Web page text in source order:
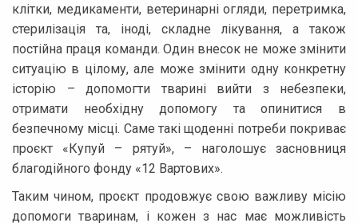
клітки, медикаменти, ветеринарні огляди, перетримка,
стерилізація та, іноді, складне лікування, а також
постійна праця команди. Один внесок не може змінити
ситуацію в цілому, але може змінити одну конкретну
історію – допомогти тварині вийти з небезпеки,
отримати необхідну допомогу та опинитися в
безпечному місці. Саме такі щоденні потреби покриває
проєкт «Купуй – рятуй», – наголошує засновниця
благодійного фонду «12 Вартових».
Таким чином, проєкт продовжує свою важливу місію
допомоги тваринам, і кожен з нас має можливість